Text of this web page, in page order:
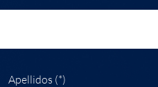
Apellidos (*)